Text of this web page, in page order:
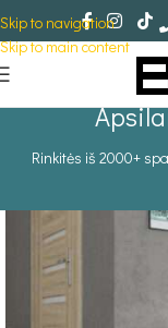
Skip to navigation
Skip to main content
Rinkitės iš 2000+